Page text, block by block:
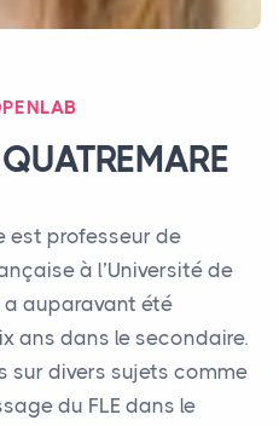
QUATREMARE
est professeur de
à l’Université de
a auparavant été
ans dans le secondaire.
sur divers sujets comme
du FLE dans le